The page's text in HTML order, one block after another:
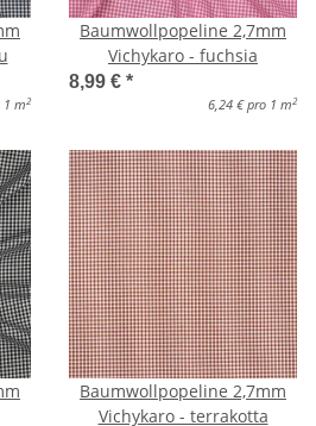
1 m 2
Baumwollpopeline 2,7mm
Vichykaro - fuchsia
8,99 € *
6,24 € pro 1 m 2
Baumwollpopeline 2,7mm
Vichykaro - terrakotta